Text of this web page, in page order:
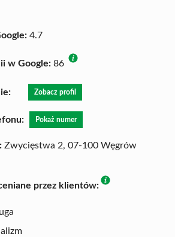
4.7
w Google: 86
Zobacz profil
Pokaż numer
Zwycięstwa 2, 07-100 Węgrów
przez klientów: